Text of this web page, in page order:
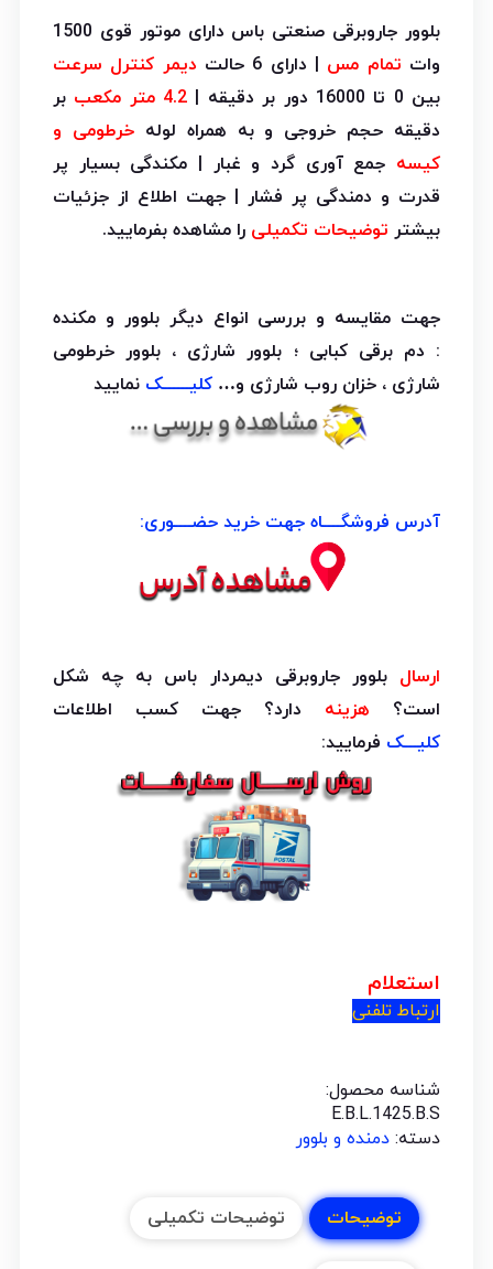
بلوور جاروبرقی صنعتی باس دارای موتور قوی 1500
وات تمام مس | دارای 6 حالت
دیمر کنترل سرعت
بین 0 تا 16000 دور بر دقیقه |
4.2 متر مکعب
بر
دقیقه حجم خروجی و به همراه لوله خرطومی و
کیسه جمع آوری گرد و غبار | مکندگی بسیار پر
قدرت و دمندگی پر فشار | جهت اطلاع از جزئیات
بیشتر توضیحات تکمیلی را مشاهده بفرمایید.
جهت مقایسه و بررسی انواع دیگر بلوور و مکنده
: دم برقی کبابی ؛ بلوور شارژی ، بلوور خرطومی
شارژی ، خزان روب شارژی و… کلیــــــک نمایید
آدرس فروشگــــاه جهت خرید حضــــوری:
ارسال بلوور جاروبرقی دیمردار باس به چه شکل
است؟ هزینه دارد؟ جهت کسب اطلاعات
کلیـــک فرمایید:
استعلام
ارتباط تلفنی
شناسه محصول:
E.B.L.1425.B.S
دسته: دمنده و بلوور
توضیحات توضیحات تکمیلی